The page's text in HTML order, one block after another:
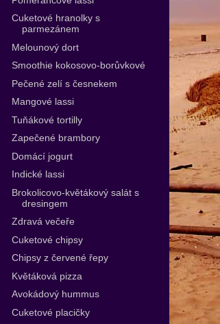
Cuketové hranolky s
parmezánem
Melounový dort
Smoothie kokosovo-borůvkové
Pečené zelí s česnekem
Mangové lassi
Tuňákové tortilly
Zapečené brambory
Domácí jogurt
Indické lassi
Brokolicovo-květákový salát s
dresingem
Zdravá večeře
Cuketové chipsy
Chipsy z červené řepy
Květáková pizza
Avokádový hummus
Cuketové placičky